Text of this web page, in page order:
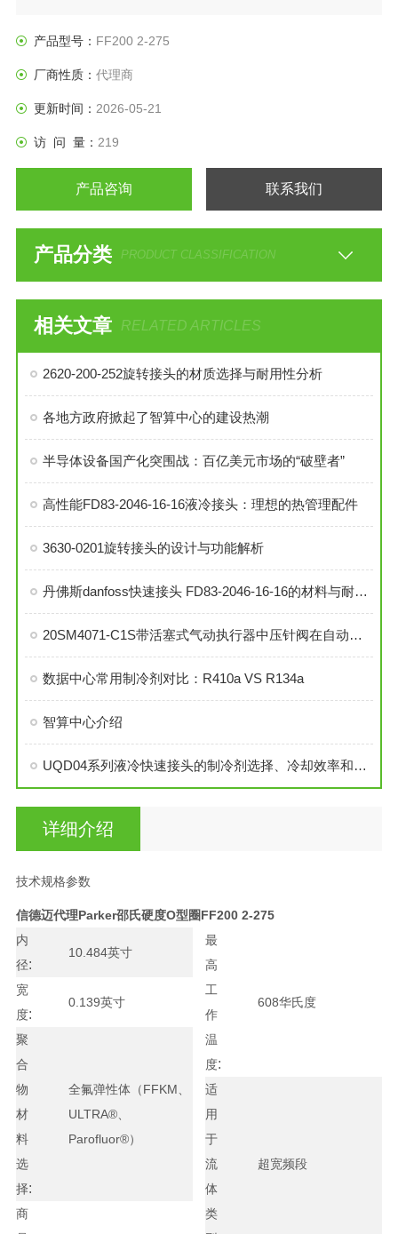
产品型号： FF200 2-275
厂商性质： 代理商
更新时间： 2026-05-21
访 问 量： 219
产品咨询 联系我们
产品分类 PRODUCT CLASSIFICATION
相关文章 RELATED ARTICLES
2620-200-252旋转接头的材质选择与耐用性分析
各地方政府掀起了智算中心的建设热潮
半导体设备国产化突围战：百亿美元市场的“破壁者”
高性能FD83-2046-16-16液冷接头：理想的热管理配件
3630-0201旋转接头的设计与功能解析
丹佛斯danfoss快速接头 FD83-2046-16-16的材料与耐用性分析
20SM4071-C1S带活塞式气动执行器中压针阀在自动化系统中的角色与功能
数据中心常用制冷剂对比：R410a VS R134a
智算中心介绍
UQD04系列液冷快速接头的制冷剂选择、冷却效率和可靠性分析
详细介绍
技术规格参数
信德迈代理Parker邵氏硬度O型圈FF200 2-275
内
径:
10.484英寸
宽
度:
0.139英寸
聚
合
物
材
料
选
择:
全氟弹性体（FFKM、
ULTRA®、
Parofluor®）
商
最
高
工
作
温
度:
608华氏度
适
用
于
流
体
类
超宽频段